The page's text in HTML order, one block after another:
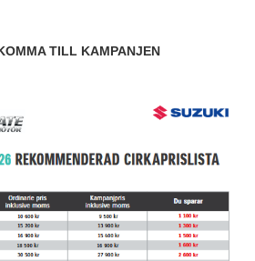
TILL KAMPANJEN